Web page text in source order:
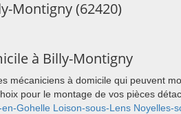
Montigny (62420)
à Billy-Montigny
mécaniciens à domicile qui peuvent
pour le montage de vos pièces
Gohelle Loison-sous-Lens Noyelles-